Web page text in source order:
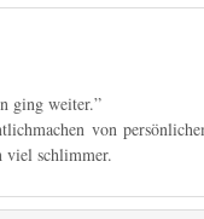
ging weiter.”
von
viel schlimmer.